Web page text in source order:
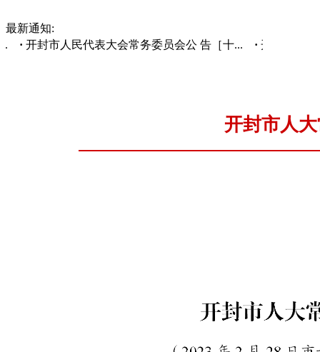
最新通知:
开封市人民代表大会常务委员会公 告［十... · 开封市人民代
开封市人